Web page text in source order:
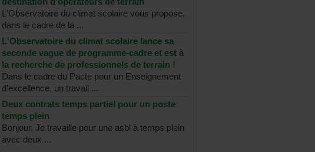
L'Observatoire du climat scolaire vous propose,
dans le cadre de la ...
L'Observatoire du climat scolaire lance sa
seconde vague de programme-cadre et est à
la recherche de professionnels de terrain !
Dans le cadre du Pacte pour un Enseignement
d’excellence, un travail ...
Deux contrats temps partiel pour un poste
temps plein
Bonjour, Je travaille pour une asbl à temps plein
avec deux ...